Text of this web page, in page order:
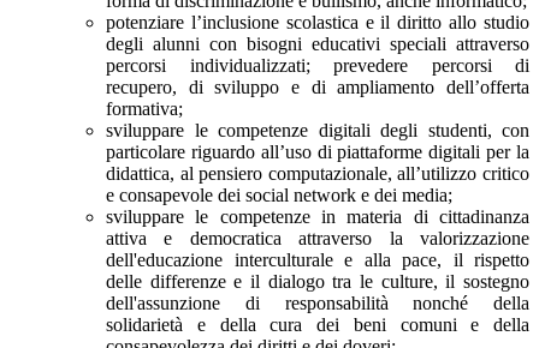
potenziare l’inclusione scolastica e il diritto allo studio
degli alunni con bisogni educativi speciali attraverso
percorsi individualizzati; prevedere percorsi di
recupero, di sviluppo e di ampliamento dell’offerta
formativa;
sviluppare le competenze digitali degli studenti, con
particolare riguardo all’uso di piattaforme digitali per la
didattica, al pensiero computazionale, all’utilizzo critico
e consapevole dei social network e dei media;
sviluppare le competenze in materia di cittadinanza
attiva e democratica attraverso la valorizzazione
dell'educazione interculturale e alla pace, il rispetto
delle differenze e il dialogo tra le culture, il sostegno
dell'assunzione di responsabilità nonché della
solidarietà e della cura dei beni comuni e della